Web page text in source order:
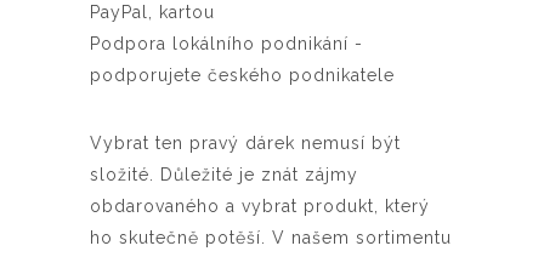
PayPal, kartou
Podpora lokálního podnikání -
podporujete českého podnikatele
Vybrat ten pravý dárek nemusí být
složité. Důležité je znát zájmy
obdarovaného a vybrat produkt, který
ho skutečně potěší. V našem sortimentu